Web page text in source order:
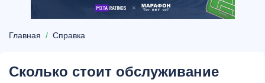
Главная Справка
Сколько стоит обслуживание